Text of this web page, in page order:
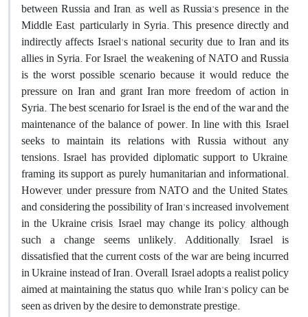
between Russia and Iran, as well as Russia's presence in the
Middle East, particularly in Syria. This presence directly and
indirectly affects Israel's national security due to Iran and its
allies in Syria. For Israel, the weakening of NATO and Russia
is the worst possible scenario because it would reduce the
pressure on Iran and grant Iran more freedom of action in
Syria. The best scenario for Israel is the end of the war and the
maintenance of the balance of power. In line with this, Israel
seeks to maintain its relations with Russia without any
tensions. Israel has provided diplomatic support to Ukraine,
framing its support as purely humanitarian and informational.
However, under pressure from NATO and the United States,
and considering the possibility of Iran's increased involvement
in the Ukraine crisis, Israel may change its policy, although
such a change seems unlikely. Additionally, Israel is
dissatisfied that the current costs of the war are being incurred
in Ukraine instead of Iran. Overall, Israel adopts a realist policy
aimed at maintaining the status quo, while Iran's policy can be
seen as driven by the desire to demonstrate prestige.